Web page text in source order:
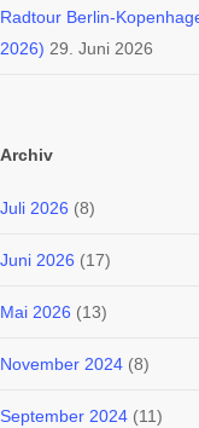
Radtour Berlin-
2026) 29. Juni 2026
Archiv
Juli 2026 (8)
Juni 2026 (17)
Mai 2026 (13)
November 2024 (8)
September 2024 (11)